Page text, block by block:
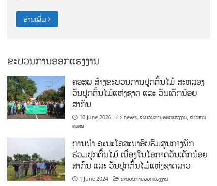
ອ່ານເພີ່ມ
ຂະບວນການອອກແຮງງານ
ຄອສພ ສ້າງຂະບວນການປູກຕົ້ນໄມ້ ສະຫລອງ
ວັນປູກຕົ້ນໄມ້ແຫ່ງຊາດ ແລະ ວັນເດັກນ້ອຍ
ສາກົນ
10 June 2026 news ,ຂະບວນການອອກແຮງງານ ,ຂ່າວສານ
ຄອສພ
ການນໍາ ຄະນະໂຄສະນາອົບຮົມສູນກາງພັກ
ຮ່ວມປູກຕົ້ນໄມ້ ເນື່ອງໃນໂອກາດວັນເດັກນ້ອຍ
ສາກົນ ແລະ ວັນປູກຕົ້ນໄມ້ແຫ່ງຊາດລາວ
1 June 2024 ຂະບວນການອອກແຮງງານ